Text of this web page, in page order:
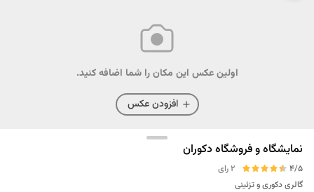
اولین عکس این مکان را شما اضافه کنید.
افزودن عکس
نمایشگاه و فروشگاه دکوران
4/5
2 رای
گالری دکوری و تزئینی